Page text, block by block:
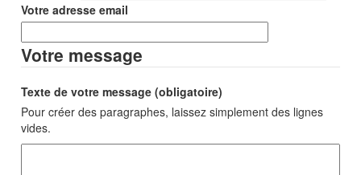
Votre adresse email
Votre message
Texte de votre message (obligatoire)
Pour créer des paragraphes, laissez simplement des lignes
vides.